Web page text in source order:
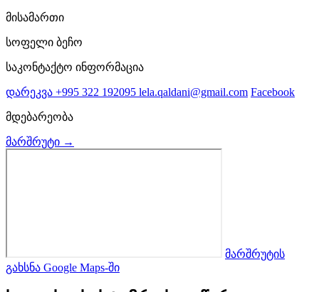
მისამართი
სოფელი ბეჩო
საკონტაქტო ინფორმაცია
დარეკვა +995 322 192095 lela.qaldani@gmail.com Facebook
მდებარეობა
მარშრუტი →
მარშრუტის
გახსნა Google Maps-ში